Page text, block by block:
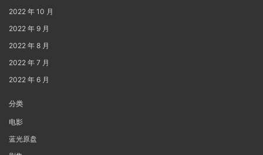
2022 年 10 月
2022 年 9 月
2022 年 8 月
2022 年 7 月
2022 年 6 月
分类
电影
蓝光原盘